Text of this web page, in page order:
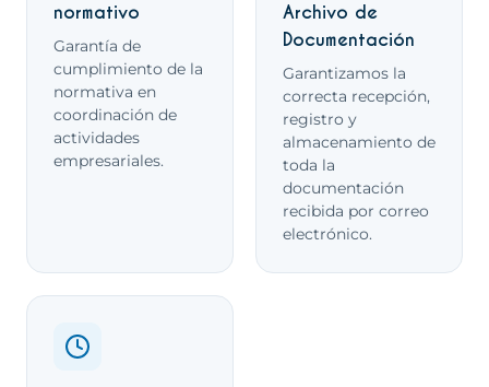
normativo
Garantía de
cumplimiento de la
normativa en
coordinación de
actividades
empresariales.
Archivo de
Documentación
Garantizamos la
correcta recepción,
registro y
almacenamiento de
toda la
documentación
recibida por correo
electrónico.